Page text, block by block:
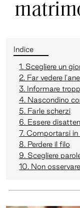
Indice
1. Scegliere un
2. Far vedere
3. Informare
4. Nascondino
5. Farle scherzi
6. Essere
7. Comportarsi
8. Perdere il filo
9. Scegliere
10. Non